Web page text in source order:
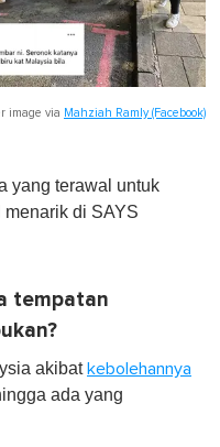
image via Mahziah Ramly (Facebook)
yang terawal untuk
di SAYS
tempatan
akibatkebolehannya
ada yang